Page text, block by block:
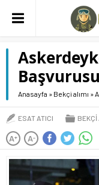
Başvurusu
Anasayfa » Bekçi alımı »
ESAT ATICI BEKÇI
A+ A-